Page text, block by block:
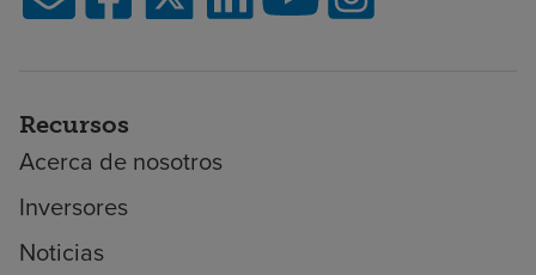
Recursos
Acerca de nosotros
Inversores
Noticias